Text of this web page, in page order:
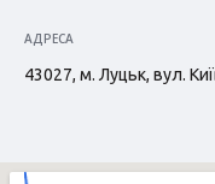
АДРЕСА
43027, м. Луцьк, вул.